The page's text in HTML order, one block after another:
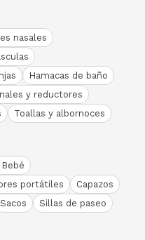
nasales
Hamacas de baño
y reductores
Toallas y albornoces
portátiles
Capazos
Sacos Sillas de paseo